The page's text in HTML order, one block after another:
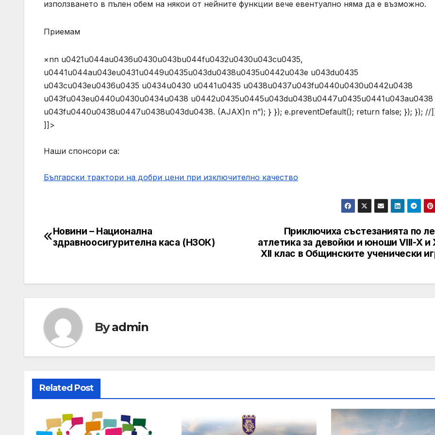
използването в пълен обем на някои от нейните функции вече евентуално няма да е възможно.
Приемам
×nn u0421u044au0436u0430u043bu044fu0432u0430u043cu0435,
u0441u044au043eu0431u0449u0435u043du0438u0435u0442u043e u043du0435
u043cu043eu0436u0435 u0434u0430 u0441u0435 u0438u0437u043fu0440u0430u0442u0438
u043fu043eu0440u0430u0434u0438 u0442u0435u0445u043du0438u0447u0435u0441u043au0438
u043fu0440u0438u0447u0438u043du0438. (AJAX)n n”); } }); e.preventDefault(); return false; }); });
]]>
Наши спонсори са:
Български трактори на добри цени при изключително качество
Post
Приключиха състезанията по
атлетика за девойки и юноши VIII-X и
XII клас в Общинските ученически
Новини – Национална
здравноосигурителна каса (НЗОК)
Byadmin
Related Post